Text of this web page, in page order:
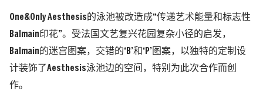
One&Only Aesthesis的泳池被改造成“传递艺术能量和标志性
Balmain印花”。受法国文艺复兴花园复杂小径的启发，
Balmain的迷宫图案，交错的‘B’和‘P’图案，以独特的定制设
计装饰了Aesthesis泳池边的空间，特别为此次合作而创
作。